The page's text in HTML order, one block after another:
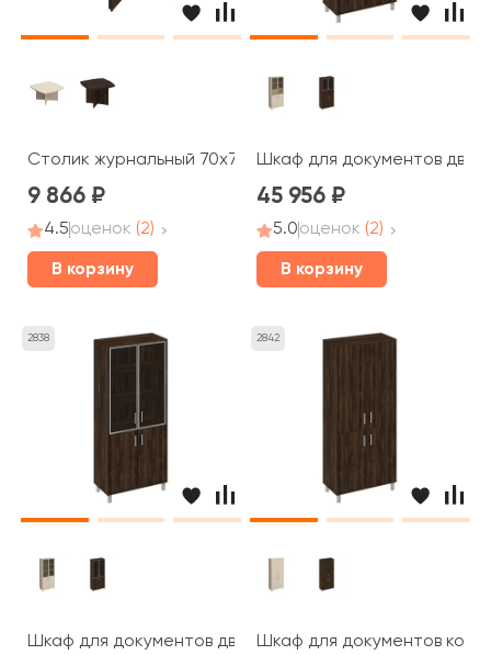
Столик журнальный 70x70x50 Борн
9 866
4.5оценок (2)
В корзину
Шкаф для документов
45 956
5.0оценок (2)
В корзину
2838
Шкаф для документов двери стеклянные в
2842
Шкаф для документов